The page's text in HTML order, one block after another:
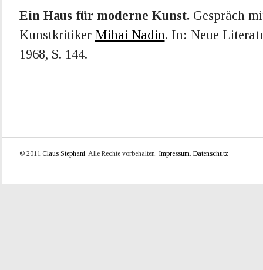
Ein Haus für moderne Kunst. Gespräch
Kunstkritiker Mihai Nadin. In: Neue
1968, S. 144.
© 2011 Claus Stephani. Alle Rechte vorbehalten. Impressum. Datenschutz